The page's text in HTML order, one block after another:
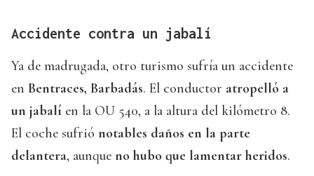
Accidente contra un jabalí
Ya de madrugada, otro turismo sufría un accidente
en Bentraces, Barbadás. El conductor atropelló a
un jabalí en la OU 540, a la altura del kilómetro 8.
El coche sufrió notables daños en la parte
delantera, aunque no hubo que lamentar heridos.